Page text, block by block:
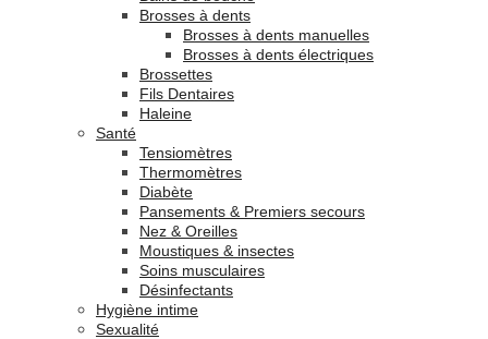
Brosses à dents
Brosses à dents manuelles
Brosses à dents électriques
Brossettes
Fils Dentaires
Haleine
Santé
Tensiomètres
Thermomètres
Diabète
Pansements & Premiers secours
Nez & Oreilles
Moustiques & insectes
Soins musculaires
Désinfectants
Hygiène intime
Sexualité